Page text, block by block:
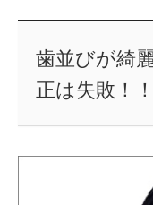
歯並びが綺
正は失敗！